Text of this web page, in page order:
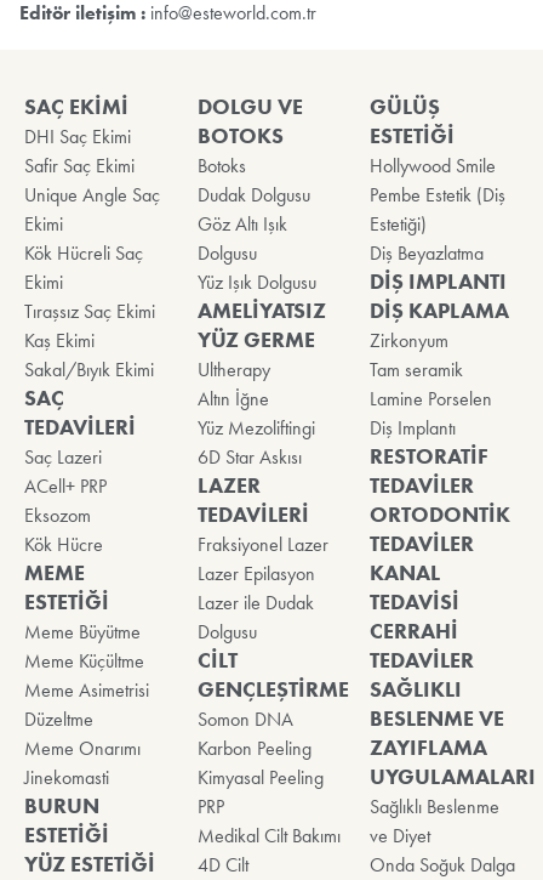
Editör iletişim : info@esteworld.com.tr
SAÇ EKİMİ
DHI Saç Ekimi
Safir Saç Ekimi
Unique Angle Saç
Ekimi
Kök Hücreli Saç
Ekimi
Tıraşsız Saç Ekimi
Kaş Ekimi
Sakal/Bıyık Ekimi
SAÇ
TEDAVİLERİ
Saç Lazeri
ACell+ PRP
Eksozom
Kök Hücre
MEME
ESTETİĞİ
Meme Büyütme
Meme Küçültme
Meme Asimetrisi
Düzeltme
Meme Onarımı
Jinekomasti
BURUN
ESTETİĞİ
YÜZ ESTETİĞİ
DOLGU VE
BOTOKS
Botoks
Dudak Dolgusu
Göz Altı Işık
Dolgusu
Yüz Işık Dolgusu
AMELİYATSIZ
YÜZ GERME
Ultherapy
Altın İğne
Yüz Mezoliftingi
6D Star Askısı
LAZER
TEDAVİLERİ
Fraksiyonel Lazer
Lazer Epilasyon
Lazer ile Dudak
Dolgusu
CİLT
GENÇLEŞTİRME
Somon DNA
Karbon Peeling
Kimyasal Peeling
PRP
Medikal Cilt Bakımı
4D Cilt
GÜLÜŞ
ESTETİĞİ
Hollywood Smile
Pembe Estetik (Diş
Estetiği)
Diş Beyazlatma
DİŞ IMPLANTI
DİŞ KAPLAMA
Zirkonyum
Tam seramik
Lamine Porselen
Diş Implantı
RESTORATİF
TEDAVİLER
ORTODONTİK
TEDAVİLER
KANAL
TEDAVİSİ
CERRAHİ
TEDAVİLER
SAĞLIKLI
BESLENME VE
ZAYIFLAMA
UYGULAMALARI
Sağlıklı Beslenme
ve Diyet
Onda Soğuk Dalga